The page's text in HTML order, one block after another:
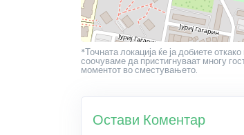
*Точната локација ќе ја добиете
соочуваме да пристигнуваат многу
моментот во сместувањето.
Остави Коментар